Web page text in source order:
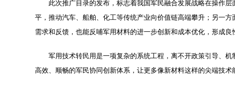
此次推广目录的发布，标志着我国军民融合发展战略在操作
平，推动汽车、船舶、化工等传统产业向价值链高端攀升；另一
需求和反馈，也能反哺军用材料的进一步创新和成本优化，形成良
军用技术转民用是一项复杂的系统工程，离不开政策引导、
高效、顺畅的军民协同创新体系，让更多像新材料这样的尖端技术